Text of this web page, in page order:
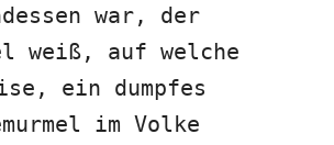
war, der
weiß, auf welche
ein dumpfes
im Volke